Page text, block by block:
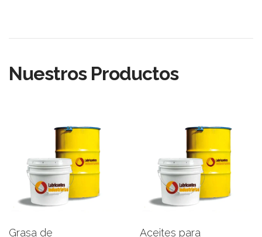
Nuestros Productos
Grasa de Aceites para